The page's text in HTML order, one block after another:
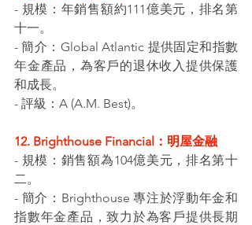
- 規模：年銷售額約111億美元，排名第
十一。
- 簡介：Global Atlantic 提供固定和指數
年金產品，為客戶的退休收入提供保護
和成長。
- 評級：A (A.M. Best)。
12. Brighthouse Financial：明屋金融
- 規模：銷售額為104億美元，排名第十
二。
- 簡介：Brighthouse 專注於浮動年金和
指數年金產品，致力於為客戶提供長期